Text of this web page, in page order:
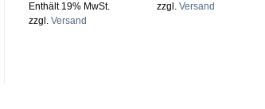
Enthält 19% MwSt.
zzgl. Versand
zzgl. Versand